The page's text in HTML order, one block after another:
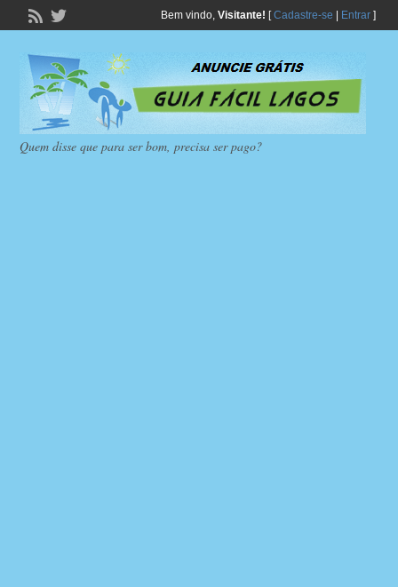
Bem vindo, Visitante! [Cadastre-se Entrar]
Quem disse que para ser bom, precisa ser pago?